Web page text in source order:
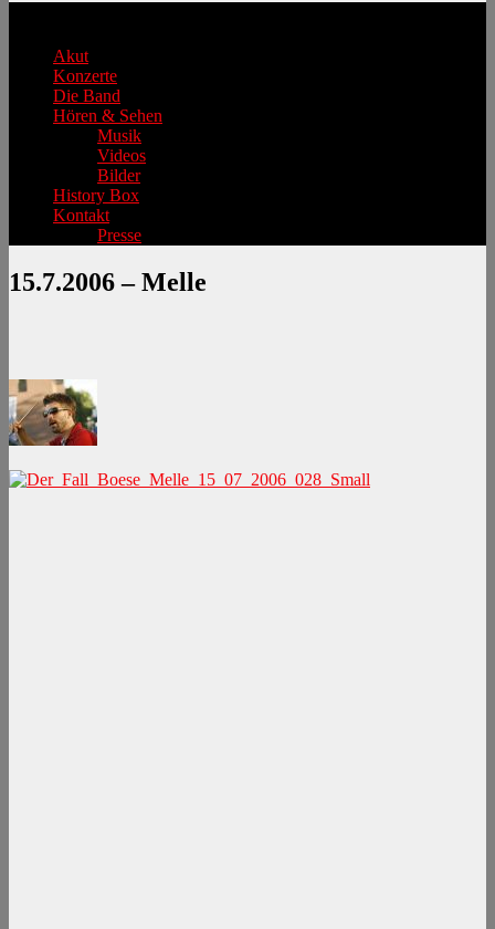
Akut
Konzerte
Die Band
Hören & Sehen
Musik
Videos
Bilder
History Box
Kontakt
Presse
15.7.2006 – Melle